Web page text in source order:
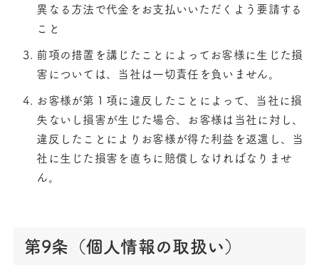
異なる方法で代金をお支払いいただくよう要請する
こと
前項の措置を講じたことによってお客様に生じた損
害については、当社は一切責任を負いません。
お客様が第１項に違反したことによって、当社に損
失ないし損害が生じた場合、お客様は当社に対し、
違反したことによりお客様が得た利益を返還し、当
社に生じた損害を直ちに賠償しなければなりませ
ん。
第9条（個人情報の取扱い）